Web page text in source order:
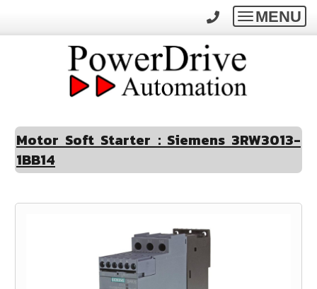
Toggle
MENU
Motor Soft Starter : Siemens 3RW3013-
1BB14